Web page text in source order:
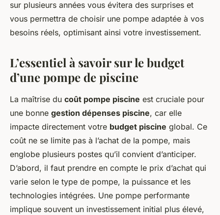
sur plusieurs années vous évitera des surprises et
vous permettra de choisir une pompe adaptée à vos
besoins réels, optimisant ainsi votre investissement.
L’essentiel à savoir sur le budget
d’une pompe de piscine
La maîtrise du coût pompe piscine est cruciale pour
une bonne gestion dépenses piscine, car elle
impacte directement votre budget piscine global. Ce
coût ne se limite pas à l’achat de la pompe, mais
englobe plusieurs postes qu’il convient d’anticiper.
D’abord, il faut prendre en compte le prix d’achat qui
varie selon le type de pompe, la puissance et les
technologies intégrées. Une pompe performante
implique souvent un investissement initial plus élevé,